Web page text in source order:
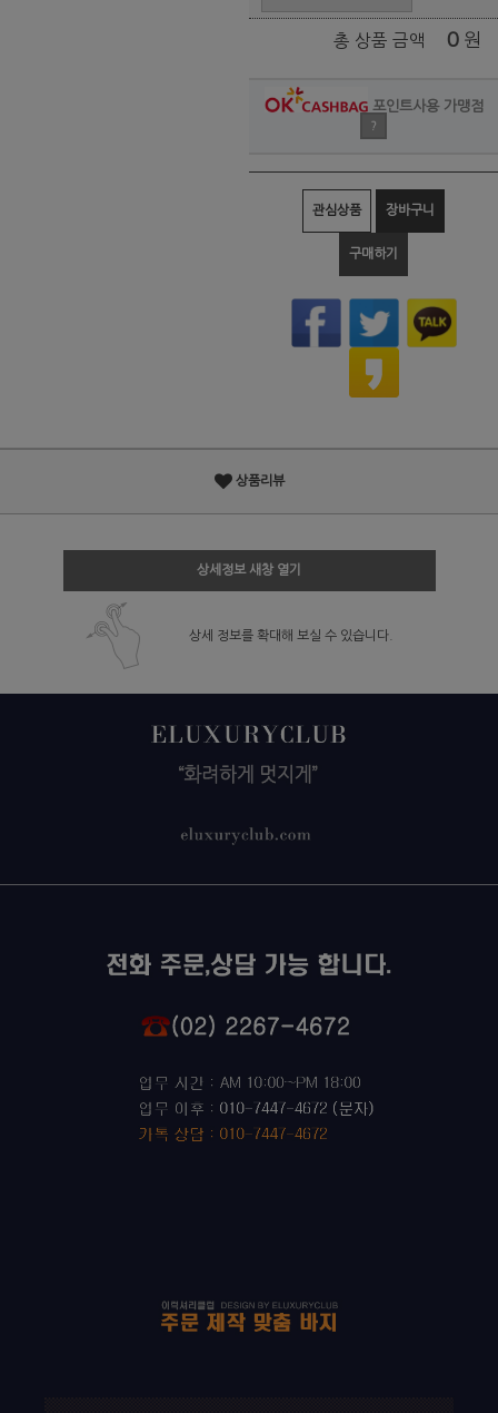
총 상품 금액 0 원
포인트사용 가맹점
?
관심상품 장바구니
구매하기
상품리뷰
상세정보 새창 열기
상세 정보를 확대해 보실 수 있습니다.